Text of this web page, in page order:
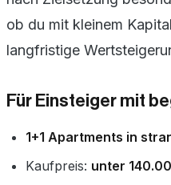
ob du mit kleinem
langfristige
Für Einsteiger mit
1+1 Apartments in
Kaufpreis: unter